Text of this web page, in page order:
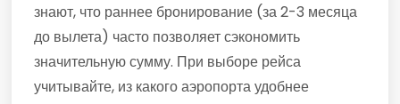
знают, что раннее бронирование (за 2-3 месяца
до вылета) часто позволяет сэкономить
значительную сумму. При выборе рейса
учитывайте, из какого аэропорта удобнее